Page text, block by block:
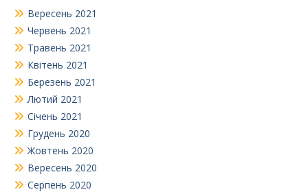
Вересень 2021
Червень 2021
Травень 2021
Квітень 2021
Березень 2021
Лютий 2021
Січень 2021
Грудень 2020
Жовтень 2020
Вересень 2020
Серпень 2020